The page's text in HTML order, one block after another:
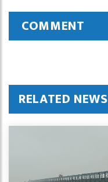
COMMENT
RELATED NEWS